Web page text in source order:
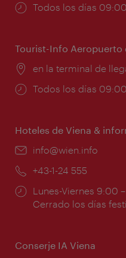
Horarios
Todos los días
Tourist-Info Aeropuerto
Lugar:
en la terminal de
Horarios
Todos los días
Hoteles de Viena &
e-
info@wien.info
Teléfono:
+43-1-24 555
Horarios
de
Lunes-Viernes 9:00
Cerrado los días
Conserje IA Viena